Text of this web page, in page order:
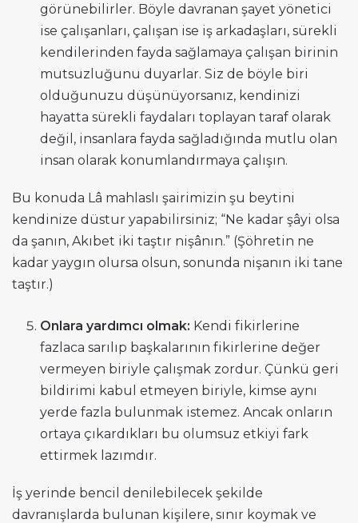
görünebilirler. Böyle davranan şayet yönetici
ise çalışanları, çalışan ise iş arkadaşları, sürekli
kendilerinden fayda sağlamaya çalışan birinin
mutsuzluğunu duyarlar. Siz de böyle biri
olduğunuzu düşünüyorsanız, kendinizi
hayatta sürekli faydaları toplayan taraf olarak
değil, insanlara fayda sağladığında mutlu olan
insan olarak konumlandırmaya çalışın.
Bu konuda Lâ mahlaslı şairimizin şu beytini
kendinize düstur yapabilirsiniz; “Ne kadar şâyi olsa
da şanın, Akıbet iki taştır nişânın.” (Şöhretin ne
kadar yaygın olursa olsun, sonunda nişanın iki tane
taştır.)
Onlara yardımcı olmak: Kendi fikirlerine
fazlaca sarılıp başkalarının fikirlerine değer
vermeyen biriyle çalışmak zordur. Çünkü geri
bildirimi kabul etmeyen biriyle, kimse aynı
yerde fazla bulunmak istemez. Ancak onların
ortaya çıkardıkları bu olumsuz etkiyi fark
ettirmek lazımdır.
İş yerinde bencil denilebilecek şekilde
davranışlarda bulunan kişilere, sınır koymak ve